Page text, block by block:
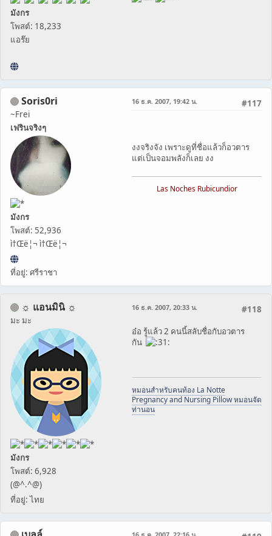
มังกร
โพสต์: 18,233
แอร๊ย
Soris0ri
~Frei
เฟรินจริงๆ
มังกร
โพสต์: 52,936
ì†Œë¦¬ ì†Œë¦¬
ที่อยู่: ศรีราชา
#117
16 ธ.ค. 2007, 19:42 น.
งงจริงจัง เพราะดูที่ชื่อแล้วก็อวตาร
แต่เป็นจอมพลังก็เลย งง
Las Noches Rubicundior
☼ แอนมินิ ☼
มะ มะ
มังกร
โพสต์: 6,928
(@^.^@)
ที่อยู่: ไทย
#118
16 ธ.ค. 2007, 20:33 น.
อ๋อ รู้แล้ว 2 คนนี้สลับชื่อกับอวตาร
กัน
หมอนสำหรับคนท้อง La Notte
Pregnancy and Nursing Pillow หมอนจัด
ท่านอน